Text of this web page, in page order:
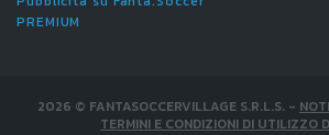
PREMIUM
2026 © FANTASOCCERVILLAGE S.R.L.S. -
TERMINI E CONDIZIONI DI UTILIZZO